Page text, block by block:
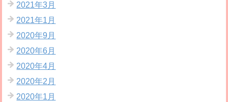
2021年3月
2021年1月
2020年9月
2020年6月
2020年4月
2020年2月
2020年1月